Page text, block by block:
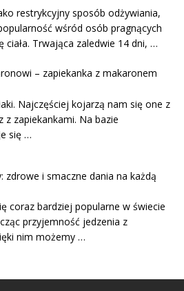
restrykcyjny sposób odżywiania,
wśród osób pragnących
ciała. Trwająca zaledwie 14 dni, …
– zapiekanka z makaronem
Najczęściej kojarzą nam się one z
zapiekankami. Na bazie
się …
zdrowe i smaczne dania na każdą
coraz bardziej popularne w świecie
przyjemność jedzenia z
nim możemy …